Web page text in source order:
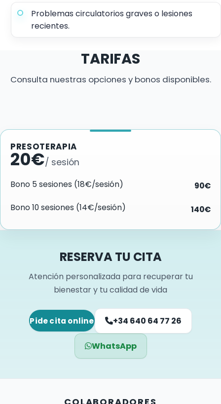
Problemas circulatorios graves o lesiones
recientes.
TARIFAS
Consulta nuestras opciones y bonos disponibles.
PRESOTERAPIA
20€/ sesión
Bono 5 sesiones (18€/sesión) 90€
Bono 10 sesiones (14€/sesión) 140€
RESERVA TU CITA
Atención personalizada para recuperar tu
bienestar y tu calidad de vida
Pide cita online +34 640 64 77 26
WhatsApp